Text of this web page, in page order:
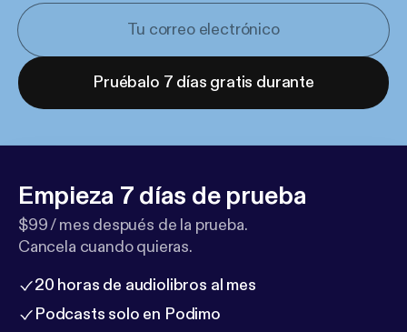
Pruébalo 7 días gratis durante
Empieza 7 días de prueba
$99 / mes después de la prueba.
Cancela cuando quieras.
20 horas de audiolibros al mes
Podcasts solo en Podimo